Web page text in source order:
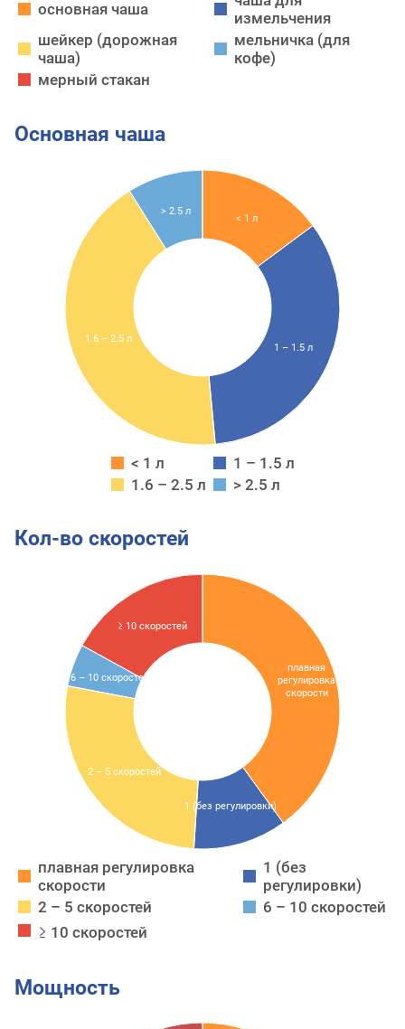
основная чаша
измельчения
шейкер (дорожная
чаша)
мельничка (для
кофе)
мерный стакан
Основная чаша
< 1 л
1 – 1.5 л
1.6 – 2.5 л
> 2.5 л
< 1 л
1 – 1.5 л
1.6 – 2.5 л
> 2.5 л
Кол-во скоростей
плавная
регулировка
скорости
1 (без регулировки)
2 – 5 скоростей
6 – 10 скоростей
≥ 10 скоростей
плавная регулировка
скорости
1 (без
регулировки)
2 – 5 скоростей
6 – 10 скоростей
≥ 10 скоростей
Мощность